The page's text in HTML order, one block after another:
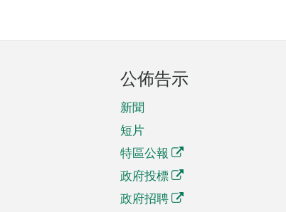
公佈告示
新聞
短片
特區公報
政府投標
政府招聘